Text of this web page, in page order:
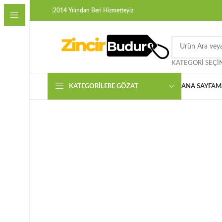
2014 Yılından Beri Hizmetteyiz
KATEGORI
KATEGORILERE GÖZAT ANA SAYFA